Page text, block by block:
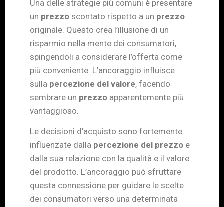
Una delle strategie più comuni è presentare
un prezzo scontato rispetto a un prezzo
originale. Questo crea l’illusione di un
risparmio nella mente dei consumatori,
spingendoli a considerare l’offerta come
più conveniente. L’ancoraggio influisce
sulla percezione del valore, facendo
sembrare un prezzo apparentemente più
vantaggioso.
Le decisioni d’acquisto sono fortemente
influenzate dalla percezione del prezzo e
dalla sua relazione con la qualità e il valore
del prodotto. L’ancoraggio può sfruttare
questa connessione per guidare le scelte
dei consumatori verso una determinata